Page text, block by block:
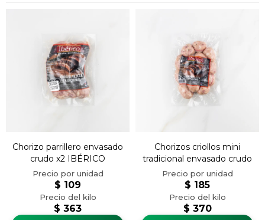
Chorizo parrillero envasado
crudo x2 IBÉRICO
$ 363
$ 109
Chorizos criollos mini
tradicional envasado crudo
$ 370
$ 185